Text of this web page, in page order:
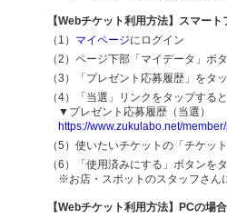
【Webチケット利用方法】スマー
（1） マイページにログイン
（2）ページ下部「マイデータ」ボ
（3）「プレゼント応募履歴」をタ
（4）「当選」リンクをタップする
▼プレゼント応募履歴（当選）
https://www.zukulabo.net/
（5）使いたいチケットの「チケッ
（6）「使用済みにする」ボタンを
※お店・スポットのスタッフさん
【Webチケット利用方法】PCの場合